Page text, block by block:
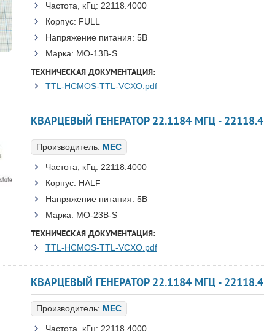
Частота, кГц: 22118.4000
Корпус: FULL
Напряжение питания: 5В
Марка: MO-13B-S
ТЕХНИЧЕСКАЯ ДОКУМЕНТАЦИЯ:
TTL-HCMOS-TTL-VCXO.pdf
КВАРЦЕВЫЙ ГЕНЕРАТОР 22.1184 МГЦ - 22118.4
Производитель: MEC
Частота, кГц: 22118.4000
Корпус: HALF
Напряжение питания: 5В
Марка: MO-23B-S
ТЕХНИЧЕСКАЯ ДОКУМЕНТАЦИЯ:
TTL-HCMOS-TTL-VCXO.pdf
КВАРЦЕВЫЙ ГЕНЕРАТОР 22.1184 МГЦ - 22118.4
Производитель: MEC
Частота, кГц: 22118.4000